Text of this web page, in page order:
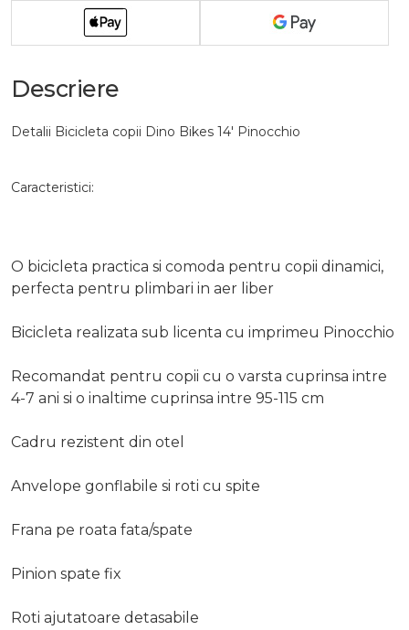
Descriere
Detalii Bicicleta copii Dino Bikes 14' Pinocchio
Caracteristici:
O bicicleta practica si comoda pentru copii dinamici,
perfecta pentru plimbari in aer liber
Bicicleta realizata sub licenta cu imprimeu Pinocchio
Recomandat pentru copii cu o varsta cuprinsa intre
4-7 ani si o inaltime cuprinsa intre 95-115 cm
Cadru rezistent din otel
Anvelope gonflabile si roti cu spite
Frana pe roata fata/spate
Pinion spate fix
Roti ajutatoare detasabile